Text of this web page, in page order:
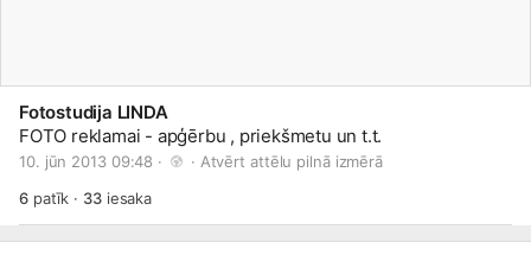
Fotostudija LINDA
FOTO reklamai - apģērbu , priekšmetu un t.t.
10. jūn 2013 09:48 · · Atvērt attēlu pilnā izmērā
6patīk · 33iesaka